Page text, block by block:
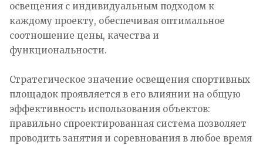
освещения с индивидуальным подходом к
каждому проекту, обеспечивая оптимальное
соотношение цены, качества и
функциональности.
Стратегическое значение освещения спортивных
площадок проявляется в его влиянии на общую
эффективность использования объектов:
правильно спроектированная система позволяет
проводить занятия и соревнования в любое время